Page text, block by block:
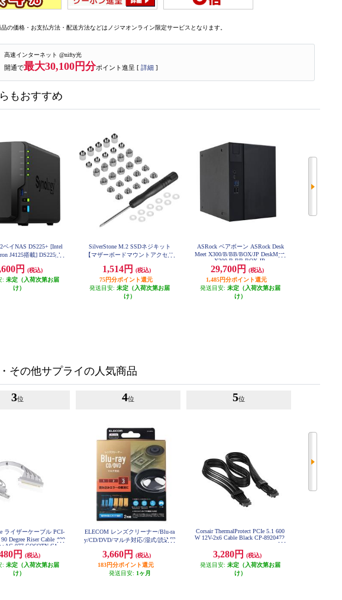
品の価格・お支払方法・配送方法などはノジマオンライン限定サービスとなります。
高速インターネット @nifty光
開通で最大30,100円分ポイント進呈 [ 詳細 ]
もおすすめ
ベイNAS DS225+ [Intel
J4125搭載] DS225plu
円
(税込)
: 未定（入荷次第お届
け）
SilverStone M.2 SSDネジキット
【マザーボードマウントアクセサ
属】 SST-CA04
1,514円
(税込)
75円分ポイント還元
発送目安: 未定（入荷次第お届
け）
ASRock ベアボーン ASRock Desk
Meet X300/B/BB/BOX/JP DeskMeet-
X300-B-BB-BOX-JP
29,700円
(税込)
1,485円分ポイント還元
発送目安: 未定（入荷次第お届
け）
その他サプライの人気商品
3位
ライザーケーブル PCI-
Degree Riser Cable 400
AC-077-CO6OTN-C1
円
(税込)
: 未定（入荷次第お届
け）
4位
ELECOM レンズクリーナー/Blu-ra
y/CD/DVD/マルチ対応/湿式/読込回
3,660円
(税込)
183円分ポイント還元
発送目安: 1ヶ月
5位
Corsair ThermalProtect PCIe 5.1 600
W 12V-2x6 Cable Black CP-8920472
3,280円
(税込)
発送目安: 未定（入荷次第お届
け）